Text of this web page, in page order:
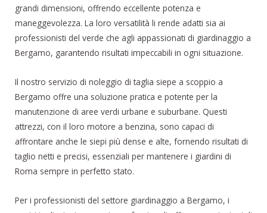
grandi dimensioni, offrendo eccellente potenza e
maneggevolezza. La loro versatilità li rende adatti sia ai
professionisti del verde che agli appassionati di giardinaggio a
Bergamo, garantendo risultati impeccabili in ogni situazione.
Il nostro servizio di noleggio di taglia siepe a scoppio a
Bergamo offre una soluzione pratica e potente per la
manutenzione di aree verdi urbane e suburbane. Questi
attrezzi, con il loro motore a benzina, sono capaci di
affrontare anche le siepi più dense e alte, fornendo risultati di
taglio netti e precisi, essenziali per mantenere i giardini di
Roma sempre in perfetto stato.
Per i professionisti del settore giardinaggio a Bergamo, i